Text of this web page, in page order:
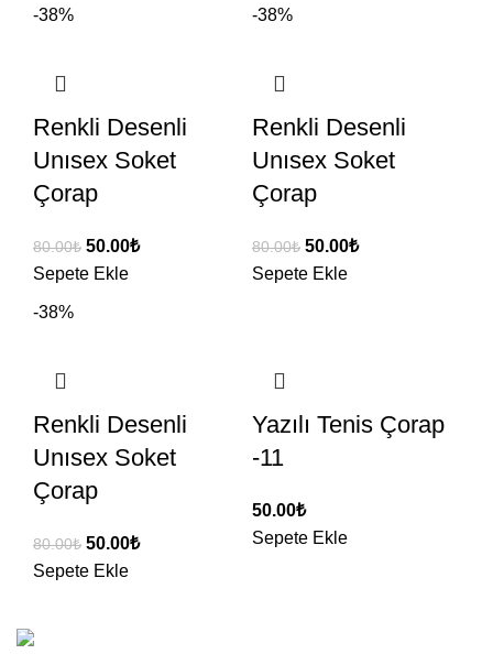
-38%
Renkli Desenli
Unısex Soket
Çorap
80.00₺ 50.00₺
Sepete Ekle
-38%
Renkli Desenli
Unısex Soket
Çorap
80.00₺ 50.00₺
Sepete Ekle
-38%
Renkli Desenli
Unısex Soket
Çorap
80.00₺ 50.00₺
Sepete Ekle
Yazılı Tenis Çorap
-11
50.00₺
Sepete Ekle